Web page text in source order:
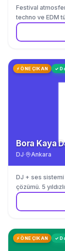
Festival
techno ve EDM
⚡ ÖNE ÇIKAN ✓
Bora Kaya
DJ· Ankara
DJ + ses sistemi
çözümü. 5
⚡ ÖNE ÇIKAN ✓